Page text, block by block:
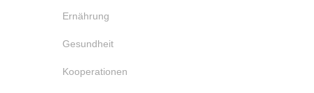
Ernährung
Gesundheit
Kooperationen